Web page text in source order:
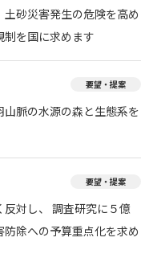
土砂災害発生の危険を高め
を国に求めます
要望・提案
山脈の水源の森と生態系を
要望・提案
対し、 調査研究に５億
除への予算重点化を求め